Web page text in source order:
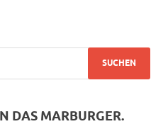
DAS MARBURGER.